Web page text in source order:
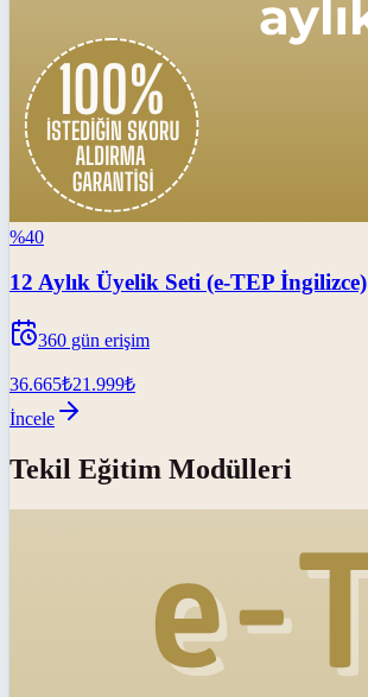
%40
12 Aylık Üyelik Seti (e-TEP İngilizce)
360 gün erişim
36.665₺21.999₺
İncele
Tekil Eğitim Modülleri